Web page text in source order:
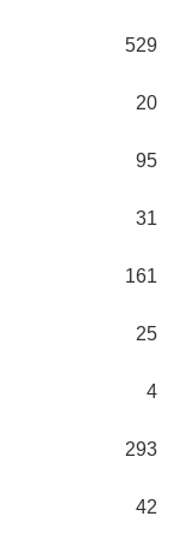
529
20
95
31
161
25
4
293
42